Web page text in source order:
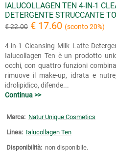
IALUCOLLAGEN TEN 4-IN-1
DETERGENTE STRUCCANTE
€ 22.00 € 17.60 (sconto 20%)
4-in-1 Cleansing Milk Latte
Ialucollagen Ten è un prodotto
occhi, con quattro funzioni
rimuove il make-up, idrata e
idrolipidico, difende...
Continua >>
Marca: Natur Unique Cosmetics
Linea: Ialucollagen Ten
Disponibilità: non disponibile.